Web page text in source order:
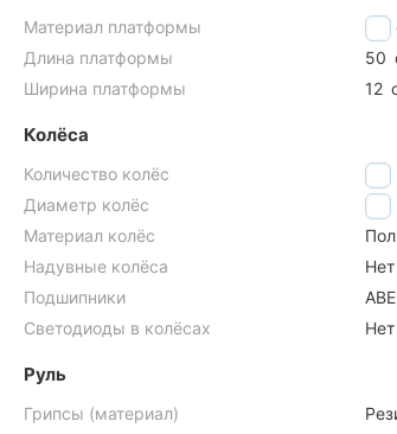
Материал платформы
Длина платформы
50
Ширина платформы
12
Колёса
Количество колёс
2
Диаметр колёс
145
Материал колёс
Надувные колёса
Нет
Подшипники
Светодиоды в колёсах
Нет
Руль
Грипсы (материал)